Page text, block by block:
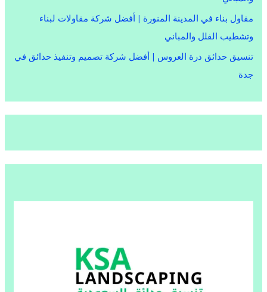
مقاول بناء في المدينة المنورة | أفضل شركة مقاولات لبناء
وتشطيب الفلل والمباني
تنسيق حدائق درة العروس | أفضل شركة تصميم وتنفيذ حدائق في
جدة